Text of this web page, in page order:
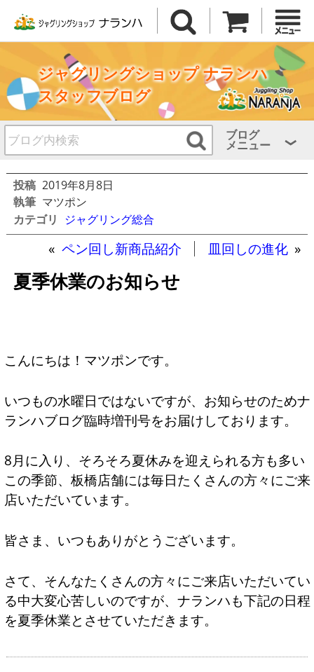
ジャグリングショップ ナランハ
スタッフブログ
ブログ
メニュー
投稿 2019年8月8日
執筆 マツポン
カテゴリ
ジャグリング総合
« ペン回し新商品紹介 皿回しの進化 »
夏季休業のお知らせ
こんにちは！マツポンです。
いつもの水曜日ではないですが、お知らせのためナ
ランハブログ臨時増刊号をお届けしております。
8月に入り、そろそろ夏休みを迎えられる方も多い
この季節、板橋店舗には毎日たくさんの方々にご来
店いただいています。
皆さま、いつもありがとうございます。
さて、そんなたくさんの方々にご来店いただいてい
る中大変心苦しいのですが、ナランハも下記の日程
を夏季休業とさせていただきます。